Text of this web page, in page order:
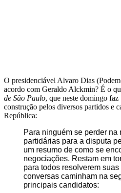
O presidenciável Alvaro Dias
acordo com Geraldo Alckmin? É o
de São Paulo, que neste domingo faz
construção pelos diversos partidos e
República:
Para ninguém se perder
partidárias para a disputa
um resumo de como se
negociações. Restam em
para todos resolverem
conversas caminham na
principais candidatos: